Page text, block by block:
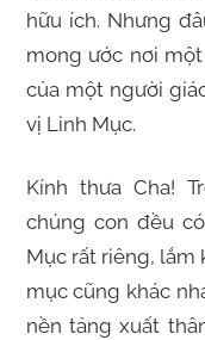
hữu ích. Nhưng
mong ước nơi
của một người
vị Linh Mục.
Kính thưa Cha!
chúng con đều
Mục rất riêng, lắm
mục cũng khác
nền tảng xuất